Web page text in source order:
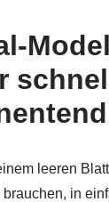
leeren
in